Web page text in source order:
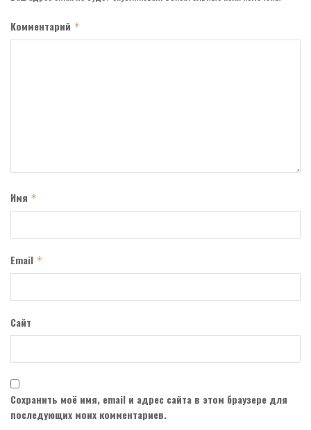
Комментарий *
Имя *
Email *
Сайт
Сохранить моё имя, email и адрес сайта в этом браузере для
последующих моих комментариев.